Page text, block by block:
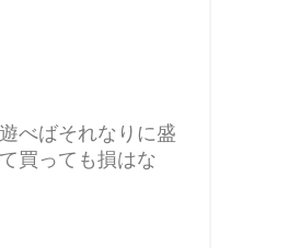
べばそれなりに盛
買っても損はな